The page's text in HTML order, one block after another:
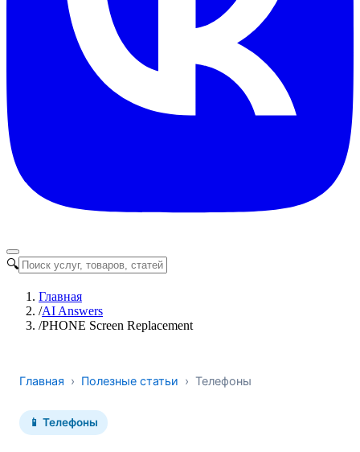
🔍
Главная
/AI Answers
/PHONE Screen Replacement
Главная › Полезные статьи › Телефоны
📱 Телефоны